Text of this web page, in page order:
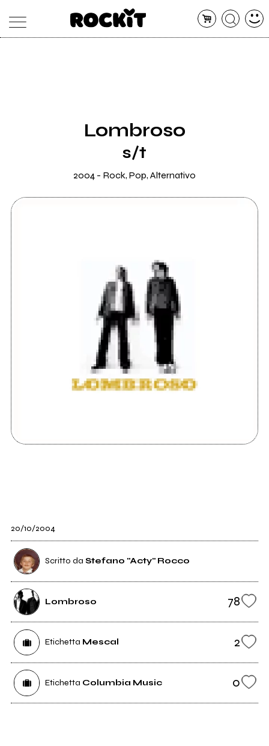
Lombroso
s/t
2004 - Rock, Pop, Alternativo
20/10/2004
Scritto da Stefano "Acty" Rocco
Lombroso 78
Etichetta Mescal 2
Etichetta Columbia Music 0